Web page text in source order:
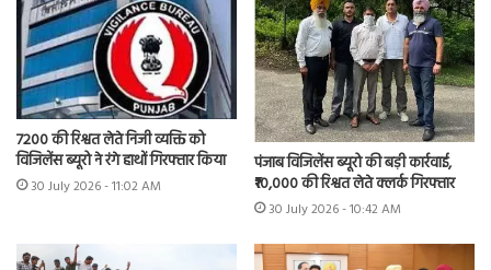
7200 की रिश्वत लेते निजी व्यक्ति को
विजिलेंस ब्यूरो ने रंगे हाथों गिरफ्तार किया
30 July 2026 - 11:02 AM
पंजाब विजिलेंस ब्यूरो की बड़ी कार्रवाई,
₹10,000 की रिश्वत लेते क्लर्क गिरफ्तार
30 July 2026 - 10:42 AM